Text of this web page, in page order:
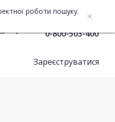
роботи пошуку.
0-800-503-400
Зареєструватися